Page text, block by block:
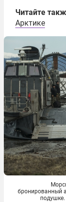
Читайте
Арктике
бронированный